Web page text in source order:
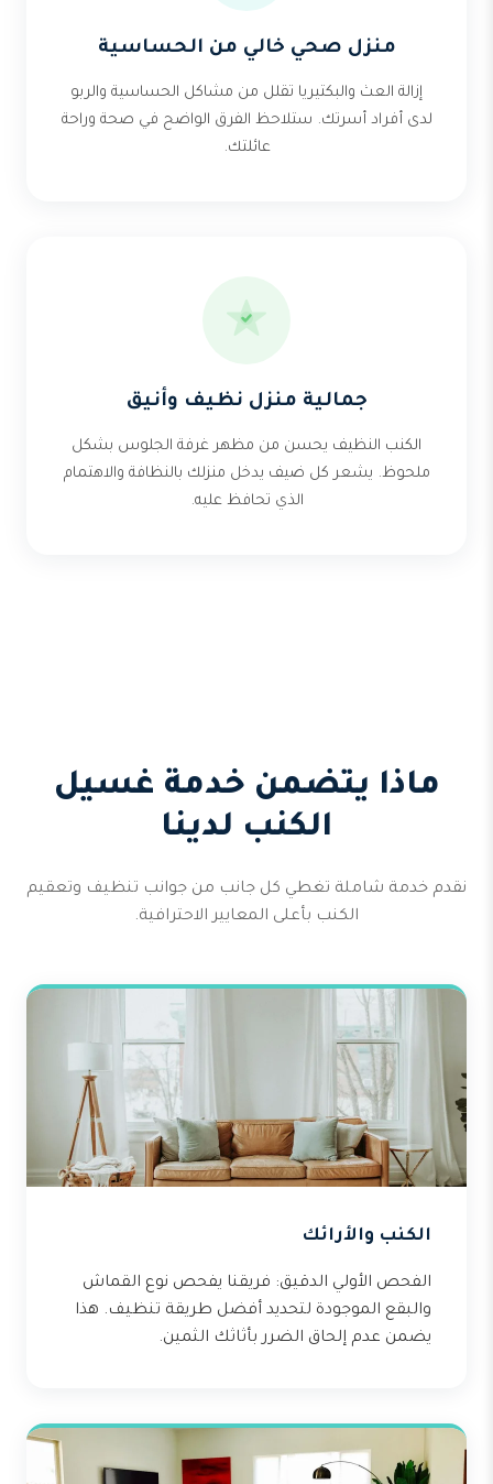
منزل صحي خالي من الحساسية
إزالة العث والبكتيريا تقلل من مشاكل الحساسية والربو
لدى أفراد أسرتك. ستلاحظ الفرق الواضح في صحة وراحة
عائلتك.
جمالية منزل نظيف وأنيق
الكنب النظيف يحسن من مظهر غرفة الجلوس بشكل
ملحوظ. يشعر كل ضيف يدخل منزلك بالنظافة والاهتمام
الذي تحافظ عليه.
ماذا يتضمن خدمة غسيل
الكنب لدينا
نقدم خدمة شاملة تغطي كل جانب من جوانب تنظيف وتعقيم
الكنب بأعلى المعايير الاحترافية.
الكنب والأرائك
الفحص الأولي الدقيق: فريقنا يفحص نوع القماش
والبقع الموجودة لتحديد أفضل طريقة تنظيف. هذا
يضمن عدم إلحاق الضرر بأثاثك الثمين.